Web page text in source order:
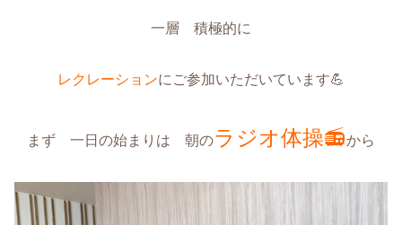
一層 積極的に
レクレーションにご参加いただいています💪
まず 一日の始まりは 朝のラジオ体操📻から